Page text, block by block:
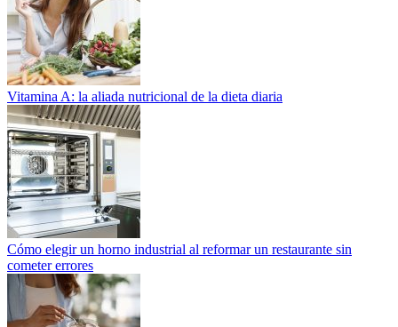
Vitamina A: la aliada nutricional de la dieta diaria
Cómo elegir un horno industrial al reformar un restaurante sin
cometer errores